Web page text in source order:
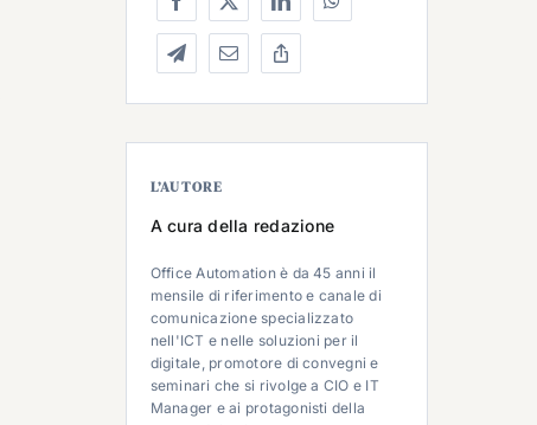
L’AUTORE
A cura della redazione
Office Automation è da 45 anni il
mensile di riferimento e canale di
comunicazione specializzato
nell'ICT e nelle soluzioni per il
digitale, promotore di convegni e
seminari che si rivolge a CIO e IT
Manager e ai protagonisti della